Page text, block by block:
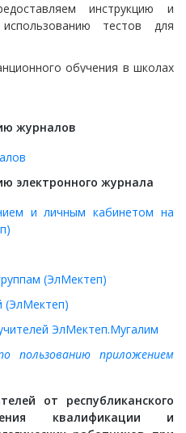
инструкцию и
тестов для
обучения в школах
Кыргызской Республики
учащихся 3-11 классов
полученных знаний и
их успеваемости путем
сетевых интернет
школы устанавливают
качества образования и
на трех языках обучения
три формата в
задания закрытой
соответствия — это
групп элементов и четкой
журналов
электронного журнала
и личным кабинетом на
(ЭлМектеп)
(ЭлМектеп)
ЭлМектеп.Мугалим
пользованию приложением
от республиканского
квалификации и